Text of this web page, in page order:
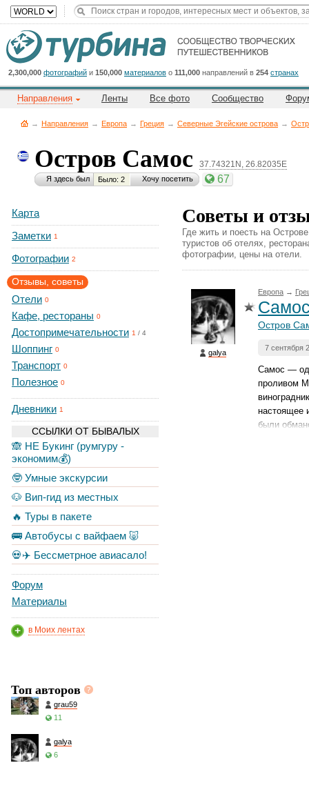
2,300,000 фотографий и 150,000 материалов о 111,000 направлений в 254 странах
Направления Ленты Все фото Сообщество
→ Направления → Европа → Греция → Северные Эгейские острова →
Остров Самос 37.74321N, 26.82035E
Я здесь был Было: 2 Хочу посетить 67
Карта
Заметки 1
Фотографии 2
Отзывы, советы
Отели 0
Кафе, рестораны 0
Достопримечательности 1 / 4
Шоппинг 0
Транспорт 0
Полезное 0
Дневники 1
ССЫЛКИ ОТ БЫВАЛЫХ
🙈 НЕ Букинг (румгуру -
экономим💰)
🤓 Умные экскурсии
🐶 Вип-гид из местных
🔥 Туры в пакете
🚌 Автобусы с вайфаем 🐷
💀✈️ Бессметрное авиасало!
Форум
Материалы
в Моих лентах
Топ авторов
grau59
11
galya
6
Советы и
Где жить и поесть на
туристов об отелях,
фотографии, цены на отели.
galya
Европа →
Остров
7 сентября
Самос —
проливом
настоящее
были
Cейчас
на
сайте:
Title
Button